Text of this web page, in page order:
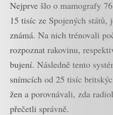
Nejprve šlo o mamografy
15 tisíc ze Spojených
známá. Na nich trénovali
rozpoznat rakovinu,
bujení. Následně tento
snímcích od 25 tisíc
žen a porovnávali, zda
přečetli správně.